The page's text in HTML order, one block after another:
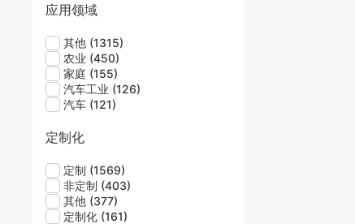
应用领域
其他 (1315)
农业 (450)
家庭 (155)
汽车工业 (126)
汽车 (121)
定制化
定制 (1569)
非定制 (403)
其他 (377)
定制化 (161)